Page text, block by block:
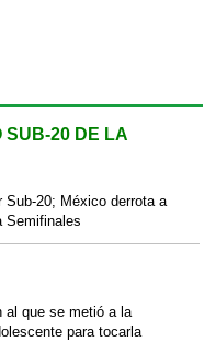
SUB-20 DE LA
Sub-20; México derrota a
Semifinales
al que se metió a la
para tocarla